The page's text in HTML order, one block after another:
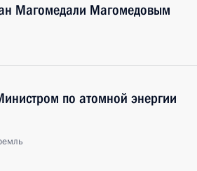
Магомедали Магомедовым
по атомной энергии